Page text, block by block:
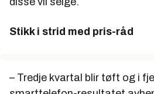
Stikk i strid med pris-råd
– Tredje kvartal blir tøft og i